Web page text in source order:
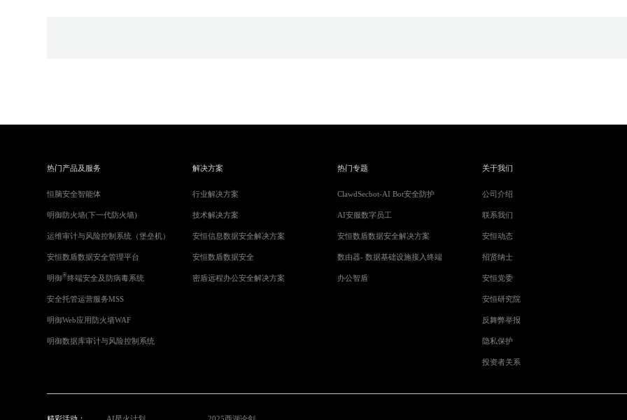
热门产品及服务
恒脑安全智能体
明御防火墙(下一代防火墙)
运维审计与风险控制系统（堡垒机）
安恒数盾数据安全管理平台
明御®终端安全及防病毒系统
安全托管运营服务MSS
明御Web应用防火墙WAF
明御数据库审计与风险控制系统
解决方案
行业解决方案
技术解决方案
安恒信息数据安全解决方案
安恒数盾数据安全
密盾远程办公安全解决方案
热门专题
ClawdSecbot-AI Bot安全防护
AI安服数字员工
安恒数盾数据安全解决方案
数由器- 数据基础设施接入终端
办公智盾
关于我们
公司介绍
联系我们
安恒动态
招贤纳士
安恒党委
安恒研究院
反舞弊举报
隐私保护
投资者关系